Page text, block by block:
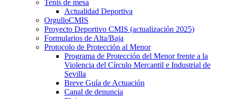
Tenis de mesa
Actualidad Deportiva
OrgulloCMIS
Proyecto Deportivo CMIS (actualización 2025)
Formularios de Alta/Baja
Protocolo de Protección al Menor
Programa de Protección del Menor frente a la
Violencia del Círculo Mercantil e Industrial de
Sevilla
Breve Guía de Actuación
Canal de denuncia